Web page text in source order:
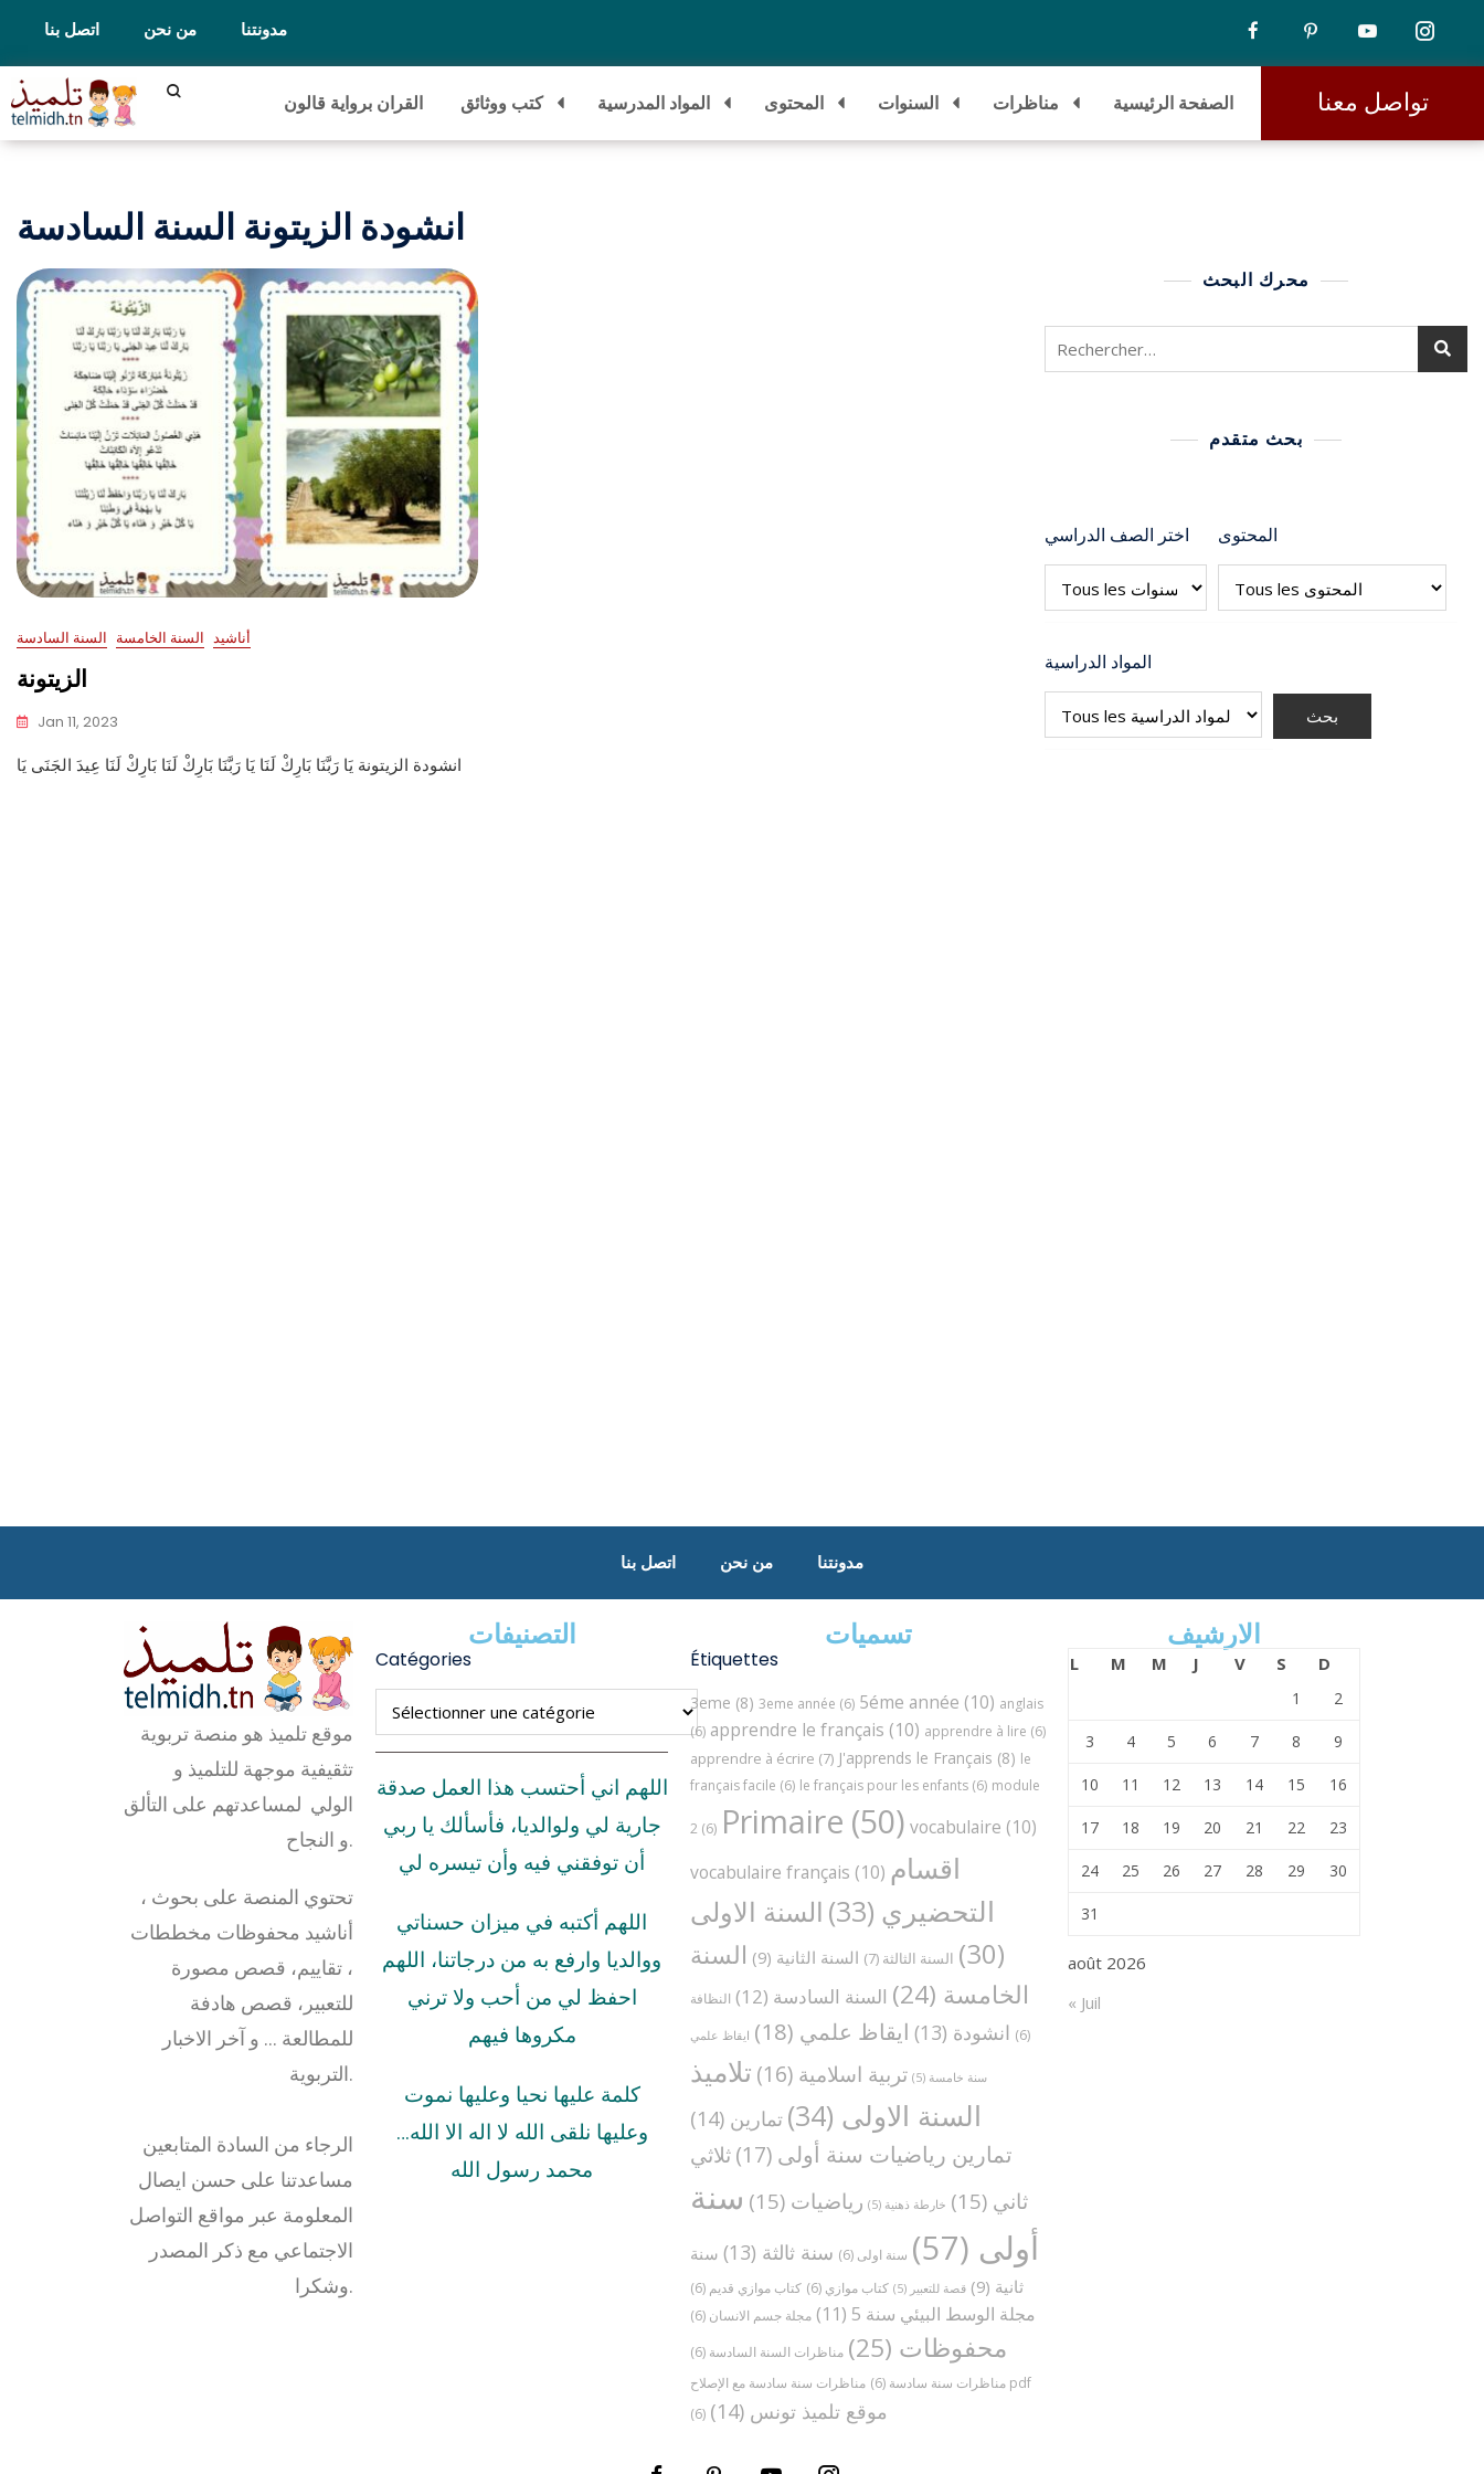
اتصل بنا من نحن مدونتنا
القران برواية قالون كتب ووثائق المواد المدرسية المحتوى السنوات مناظرات الصفحة الرئيسية تواصل معنا
انشودة الزيتونة السنة السادسة
أناشيد السنة الخامسة السنة السادسة
الزيتونة
Jan 11, 2023
انشودة الزيتونة يَا رَبَّنَا بَارِكْ لَنَا يَا رَبَّنَا بَارِكْ لَنَا بَارِكْ لَنَا عِيدَ الجَنَى يَا
محرك البحث
بحث متقدم
اختر الصف الدراسي المحتوى
المواد الدراسية
اتصل بنا من نحن مدونتنا
موقع تلميذ هو منصة تربوية
تثقيفية موجهة للتلميذ و
الولي لمساعدتهم على التألق
و النجاح.
تحتوي المنصة على بحوث ،
أناشيد محفوظات مخططات
، تقاييم، قصص مصورة
للتعبير، قصص هادفة
للمطالعة … و آخر الاخبار
التربوية.
الرجاء من السادة المتابعين
مساعدتنا على حسن ايصال
المعلومة عبر مواقع التواصل
الاجتماعي مع ذكر المصدر
وشكرا.
التصنيفات
Catégories
اللهم اني أحتسب هذا العمل صدقة
جارية لي ولوالديا، فأسألك يا ربي
أن توفقني فيه وأن تيسره لي
اللهم أكتبه في ميزان حسناتي
ووالديا وارفع به من درجاتنا، اللهم
احفظ لي من أحب ولا ترني
مكروها فيهم
كلمة عليها نحيا وعليها نموت
وعليها نلقى الله لا اله الا الله…
محمد رسول الله
تسميات
Étiquettes
3eme (8) 3eme année (6) 5éme année (10) anglais
(6) apprendre le français (10) apprendre à lire (6)
apprendre à écrire (7) J'apprends le Français (8) le
français facile (6) le français pour les enfants (6) module
2 (6) Primaire (50) vocabulaire (10)
vocabulaire français (10) اقسام
التحضيري (33)
السنة الاولى
(30)
السنة الثالثة (7) السنة الثانية (9)
السنة
الخامسة (24) السنة السادسة (12)
النظافة
(6)
انشودة (13) ايقاظ علمي (18) ايقاظ علمي
سنة خامسة (5) تربية اسلامية (16)
تلاميذ
السنة الاولى (34) تمارين (14)
تمارين رياضيات سنة أولى (17)
ثلاثي
ثاني (15) خارطة ذهنية (5) رياضيات (15)
سنة
أولى (57) سنة اولى (6) سنة ثالثة (13)
سنة
ثانية (9) قصة للتعبير (5) كتاب موازي (6) كتاب موازي قديم (6)
مجلة الوسط البيئي سنة 5 (11) مجلة جسم الانسان (6)
محفوظات (25) مناظرات السنة السادسة (6)
مناظرات سنة سادسة (6)
مناظرات سنة سادسة مع الإصلاح pdf
(6)
موقع تلميذ تونس (14)
الارشيف
août 2026
L M M J V S D
1 2
3 4 5 6 7 8 9
10 11 12 13 14 15 16
17 18 19 20 21 22 23
24 25 26 27 28 29 30
31
« Juil